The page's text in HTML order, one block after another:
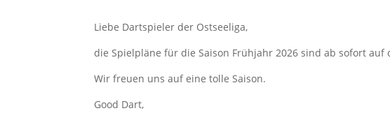
Liebe Dartspieler der Ostseeliga,
die Spielpläne für die Saison Frühjahr 2026 sind ab sofort auf
Wir freuen uns auf eine tolle Saison.
Good Dart,